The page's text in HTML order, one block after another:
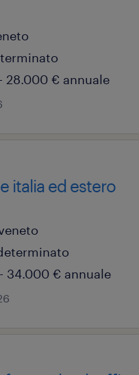
28.000 € annuale
italia ed estero
34.000 € annuale